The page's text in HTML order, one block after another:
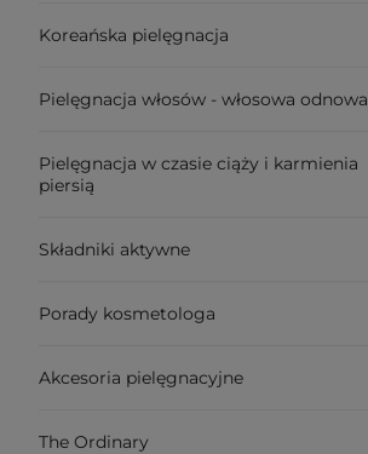
Koreańska pielęgnacja
Pielęgnacja włosów - włosowa odnowa
Pielęgnacja w czasie ciąży i karmienia
piersią
Składniki aktywne
Porady kosmetologa
Akcesoria pielęgnacyjne
The Ordinary